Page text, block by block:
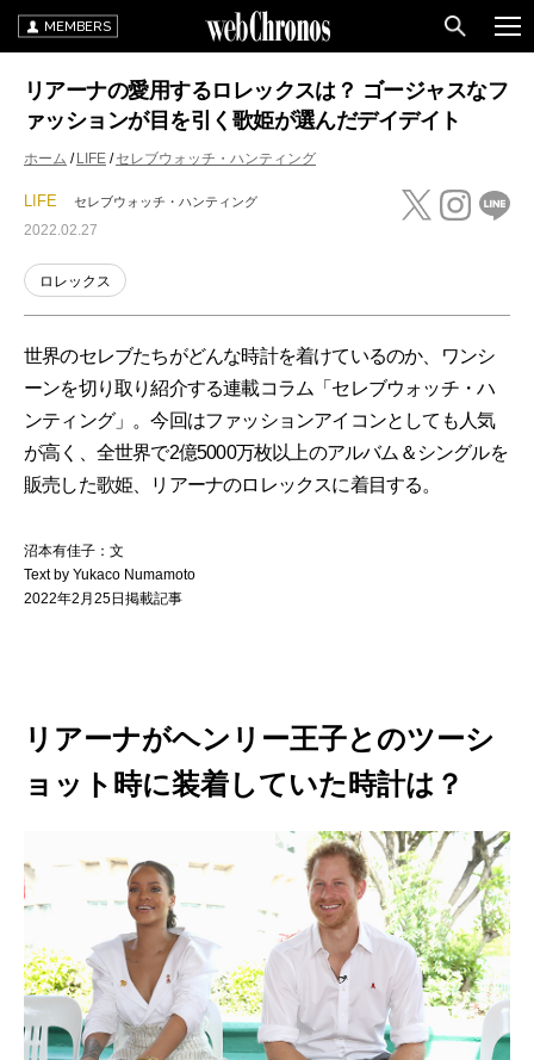
MEMBERS
リアーナの愛用するロレックスは？ ゴージャスなフ
ァッションが目を引く歌姫が選んだデイデイト
ホーム LIFE セレブウォッチ・ハンティング
LIFE セレブウォッチ・ハンティング
2022.02.27
ロレックス
世界のセレブたちがどんな時計を着けているのか、ワンシ
ーンを切り取り紹介する連載コラム「セレブウォッチ・ハ
ンティング」。今回はファッションアイコンとしても人気
が高く、全世界で2億5000万枚以上のアルバム＆シングルを
販売した歌姫、リアーナのロレックスに着目する。
沼本有佳子：文
Text by Yukaco Numamoto
2022年2月25日掲載記事
リアーナがヘンリー王子とのツーシ
ョット時に装着していた時計は？